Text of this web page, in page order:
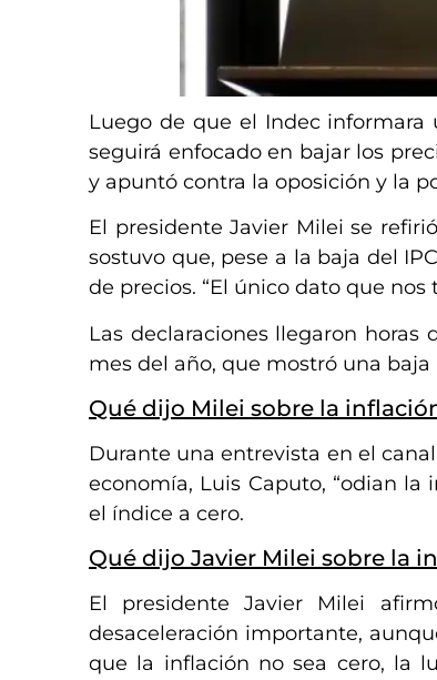
Luego de que el Indec informara
seguirá enfocado en bajar los
y apuntó contra la oposición y la
El presidente Javier Milei se
sostuvo que, pese a la baja del
de precios. “El único dato que nos
Las declaraciones llegaron
mes del año, que mostró una baja
Qué dijo Milei sobre la
Durante una entrevista en el
economía, Luis Caputo, “odian
el índice a cero.
Qué dijo Javier Milei sobre la
El presidente Javier Milei
desaceleración importante,
que la inflación no sea cero, la